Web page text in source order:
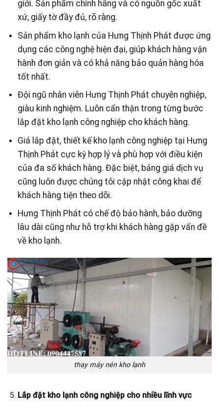
giới. Sản phẩm chính hãng và có nguồn gốc xuất
xứ, giấy tờ đầy đủ, rõ ràng.
Sản phẩm kho lạnh của Hưng Thịnh Phát được ứng
dụng các công nghệ hiện đại, giúp khách hàng vận
hành đơn giản và có khả năng bảo quản hàng hóa
tốt nhất.
Đội ngũ nhân viên Hưng Thịnh Phát chuyên nghiệp,
giàu kinh nghiệm. Luôn cẩn thận trong từng bước
lắp đặt kho lạnh công nghiệp cho khách hàng.
Giá lắp đặt, thiết kế kho lạnh công nghiệp tại Hưng
Thịnh Phát cực kỳ hợp lý và phù hợp với điều kiện
của đa số khách hàng. Đặc biệt, bảng giá dịch vụ
cũng luôn được chúng tôi cập nhật công khai để
khách hàng tiện theo dõi.
Hưng Thịnh Phát có chế độ bảo hành, bảo dưỡng
lâu dài cũng như hỗ trợ khi khách hàng gặp vấn đề
về kho lạnh.
thay máy nén kho lạnh
Lắp đặt kho lạnh công nghiệp cho nhiều lĩnh vực